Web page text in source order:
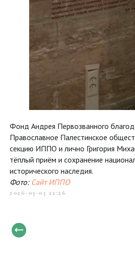
Фонд Андрея Первозванного
Православное Палестинское
секцию ИППО и лично Григория
тёплый приём и сохранение
исторического наследия.
Фото: Сайт ИППО
2026-03-03 22:26